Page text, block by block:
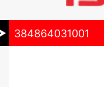
384864031001